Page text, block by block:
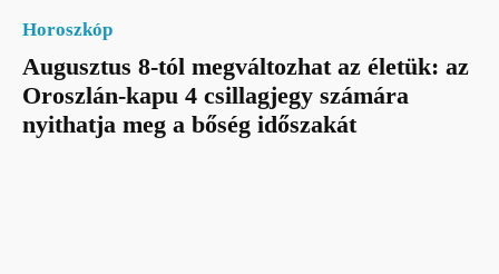
Horoszkóp
Augusztus 8-tól megváltozhat az életük: az
Oroszlán-kapu 4 csillagjegy számára
nyithatja meg a bőség időszakát